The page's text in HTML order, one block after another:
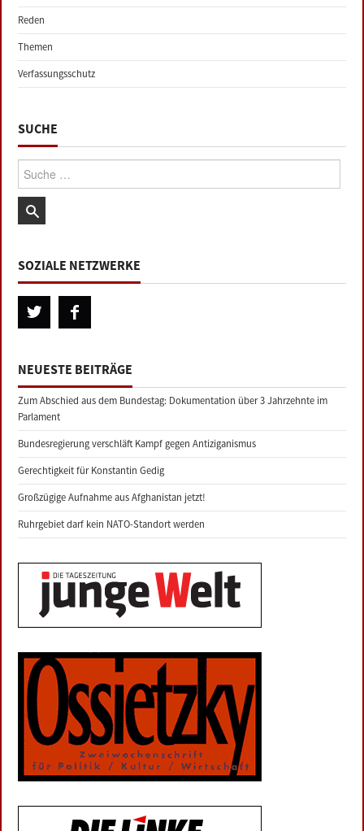
Reden
Themen
Verfassungsschutz
SUCHE
Suche:
SOZIALE NETZWERKE
NEUESTE BEITRÄGE
Zum Abschied aus dem Bundestag: Dokumentation über 3 Jahrzehnte im
Parlament
Bundesregierung verschläft Kampf gegen Antiziganismus
Gerechtigkeit für Konstantin Gedig
Großzügige Aufnahme aus Afghanistan jetzt!
Ruhrgebiet darf kein NATO-Standort werden